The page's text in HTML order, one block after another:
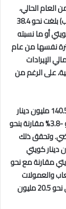
العام الحالي،
والتي تشير إلى أن البنك حقق أرباحاً (بعد خصم الضرائب) بلغت نحو 38.4
1.8 مليون دينار كويتي أو ما نسبته
كويتي للفترة نفسها من عام
الإيرادات
على الرغم من
وفي التفاصيل، بلغت جملة الإيرادات التشغيلية نحو 140.5 مليون دينار
كويتي، منخفضة بنحو 5.5 مليون دينار كويتي أو بنحو -3.8% مقارنة بنحو
وتحقق ذلك
إيرادات الفوائد بنحو 8 مليون دينار كويتي
مليون دينار كويتي مقارنة مع نحو
والعمولات
بقيمة 1.7 مليون دينار كويتي أو بنحو 8.9%، ليصل إلى نحو 20.5 مليون